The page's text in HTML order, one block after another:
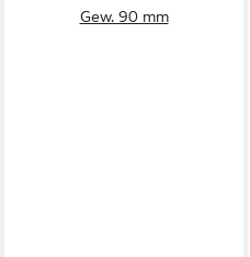
Gew. 90 mm